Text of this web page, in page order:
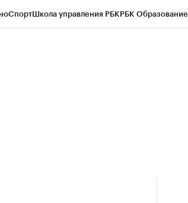
СпортШкола управления РБКРБК Образование